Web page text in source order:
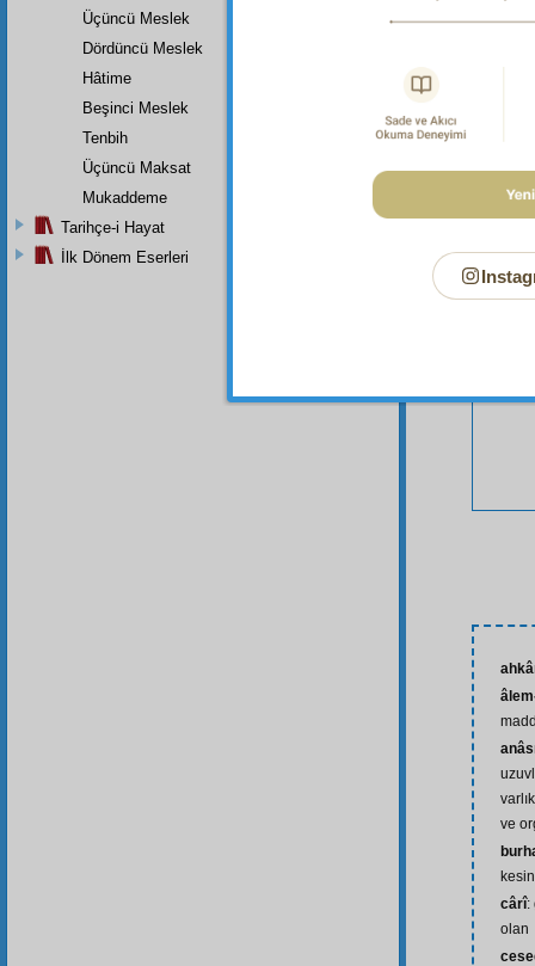
ve
cârî:
olan
Üçüncü Meslek
Dördüncü Meslek
Hâtime
Beşinci Meslek
Tenbih
Üçüncü Maksat
Mukaddeme
Tarihçe-i Hayat
İlk Dönem Eserleri